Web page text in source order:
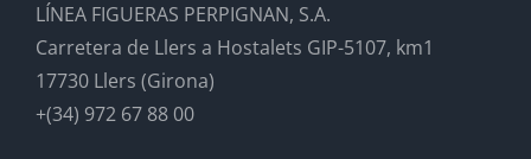
LÍNEA FIGUERAS PERPIGNAN, S.A.
Carretera de Llers a Hostalets GIP-5107, km1
17730 Llers (Girona)
+(34) 972 67 88 00